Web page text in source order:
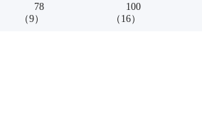
78
（9）
100
（ 16）